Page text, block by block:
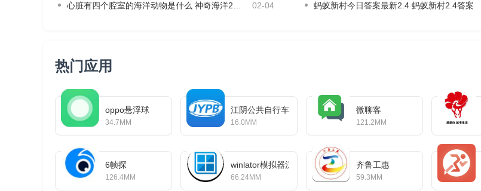
心脏有四个腔室的海洋动物是什么 神奇海洋2月4日答案最新
02-04 蚂蚁新村今日答案最新2.4 蚂蚁新村2.4答案
热门应用
oppo悬浮球
34.7MM
江阴公共自行车
16.0MM
微聊客
121.2MM
6帧探
126.4MM
winlator模拟器汉化版
66.24MM
齐鲁工惠
59.3MM